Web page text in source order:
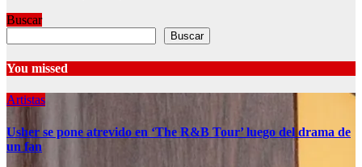
Buscar
Buscar
You missed
Artistas
Usher se pone atrevido en ‘The R&B Tour’ luego del drama de
un fan